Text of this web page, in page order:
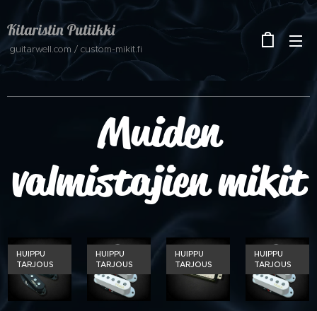
Kitaristin Putiikki
guitarwell.com / custom-mikit.fi
Muiden
valmistajien mikit
HUIPPU
TARJOUS
HUIPPU
TARJOUS
HUIPPU
TARJOUS
HUIPPU
TARJOUS